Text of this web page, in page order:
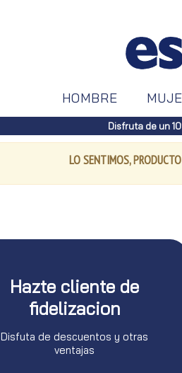
HOMBRE
Disfruta de un
LO SENTIMOS,
Hazte cliente de
fidelizacion
Disfuta de descuentos y otras
ventajas